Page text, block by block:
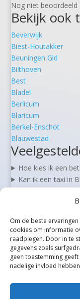
Om de beste
cookies om informatie
raadplegen. Door in te
gegevens zoals
geen toestemming
nadelige invloed
Nog niet beoordeeld
Bekijk ook
Beverwijk
Biest-Houtakker
Beuningen Gld
Bilthoven
Best
Bladel
Berlicum
Blaricum
Berkel-Enschot
Blauwestad
Hoe kies ik een
Kan ik een taxi in
Zijn er 24/7 taxi’s
Wat kost een taxi
boeken?
Alle steden